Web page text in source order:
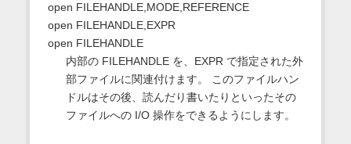
open FILEHANDLE,MODE,REFERENCE
open FILEHANDLE,EXPR
open FILEHANDLE
内部の FILEHANDLE を、EXPR で指定された外
部ファイルに関連付けます。 このファイルハン
ドルはその後、読んだり書いたりといったその
ファイルへの I/O 操作をできるようにします。